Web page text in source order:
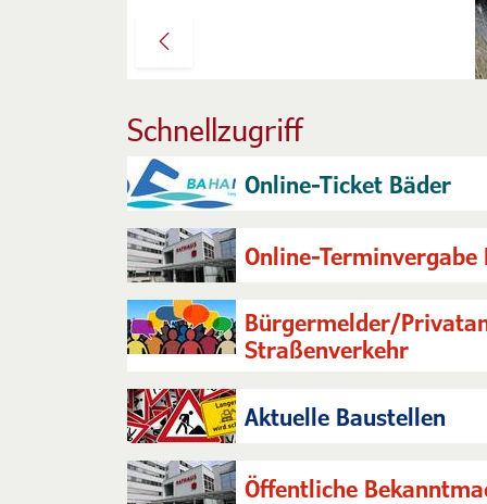
Previous
Schnellzugriff
Online-Ticket Bäder
Online-
Bürgermelder/
Straßenverkehr
Aktuelle Baustellen
Öffentliche